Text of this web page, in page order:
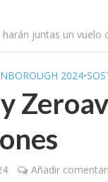
harán juntas un vuelo
2024•
Añadir